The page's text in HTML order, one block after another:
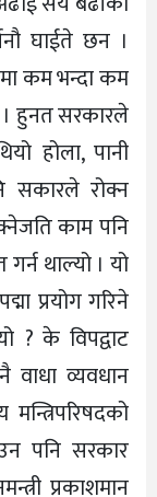
घाईते छन ।
कम भन्दा कम
। हुनत सरकारले
होला, पानी
सकारले रोक्न
काम पनि
थाल्यो । यो
प्रयोग गरिने
? के विपद्वाट
वाधा व्यवधान
पनि सरकार
प्रकाशमान